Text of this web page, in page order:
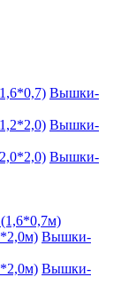
Вышки-
Вышки-
Вышки-
Вышки-
Вышки-